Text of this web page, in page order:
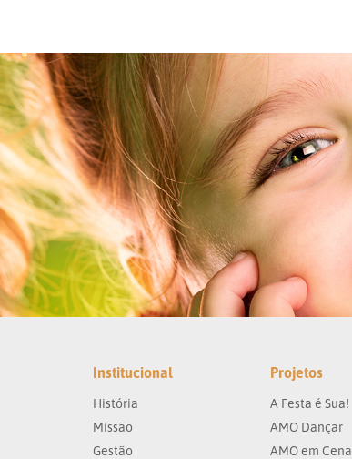
Institucional
História
Missão
Gestão
Projetos
A Festa é Sua!
AMO Dançar
AMO em Cena